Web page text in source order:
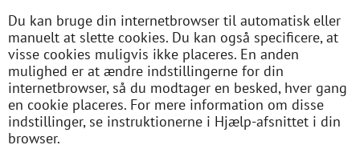
Du kan bruge din internetbrowser til automatisk eller
manuelt at slette cookies. Du kan også specificere, at
visse cookies muligvis ikke placeres. En anden
mulighed er at ændre indstillingerne for din
internetbrowser, så du modtager en besked, hver gang
en cookie placeres. For mere information om disse
indstillinger, se instruktionerne i Hjælp-afsnittet i din
browser.